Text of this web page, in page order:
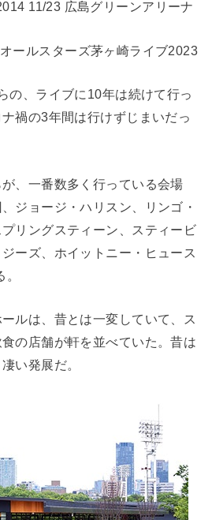
11/23 広島グリーンアリーナ
ールスターズ茅ヶ崎ライブ2023
の、ライブに10年は続けて行っ
禍の3年間は行けずじまいだっ
、一番数多く行っている会場
ジョージ・ハリスン、リンゴ・
リングスティーン、スティービ
ーズ、ホイットニー・ヒュース
ルは、昔とは一変していて、ス
の店舗が軒を並べていた。昔は
い発展だ。